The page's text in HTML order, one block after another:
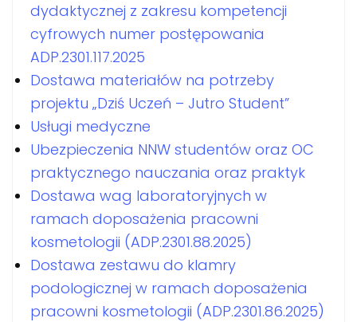
dydaktycznej z zakresu kompetencji
cyfrowych numer postępowania
ADP.2301.117.2025
Dostawa materiałów na potrzeby
projektu „Dziś Uczeń – Jutro Student”
Usługi medyczne
Ubezpieczenia NNW studentów oraz OC
praktycznego nauczania oraz praktyk
Dostawa wag laboratoryjnych w
ramach doposażenia pracowni
kosmetologii (ADP.2301.88.2025)
Dostawa zestawu do klamry
podologicznej w ramach doposażenia
pracowni kosmetologii (ADP.2301.86.2025)